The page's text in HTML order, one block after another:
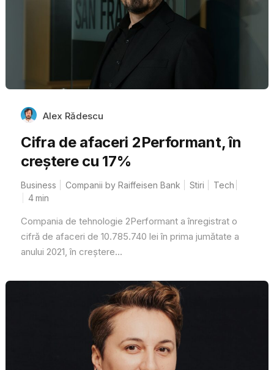
Alex Rădescu
Cifra de afaceri 2Performant, în
creștere cu 17%
Business Companii by Raiffeisen Bank Stiri
Tech
4min
Compania de tehnologie 2Performant a înregistrat o
cifră de afaceri de 10.785.740 lei în prima jumătate a
anului 2021, în creștere...